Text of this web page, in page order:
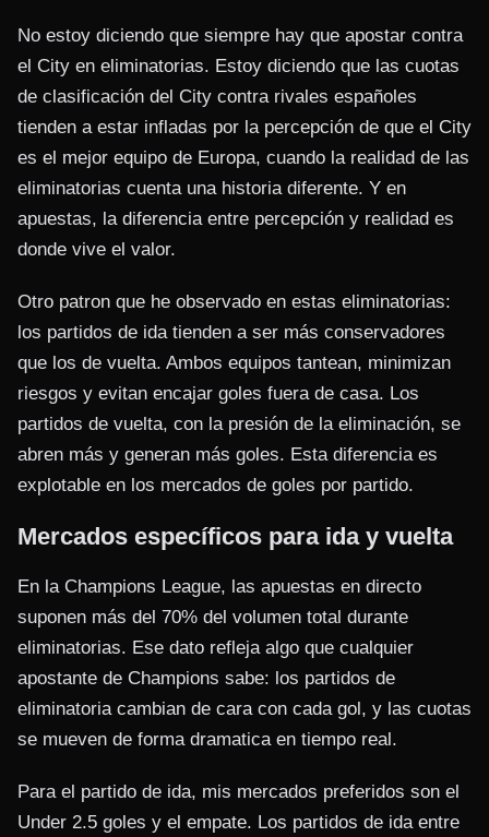
No estoy diciendo que siempre hay que apostar contra
el City en eliminatorias. Estoy diciendo que las cuotas
de clasificación del City contra rivales españoles
tienden a estar infladas por la percepción de que el City
es el mejor equipo de Europa, cuando la realidad de las
eliminatorias cuenta una historia diferente. Y en
apuestas, la diferencia entre percepción y realidad es
donde vive el valor.
Otro patron que he observado en estas eliminatorias:
los partidos de ida tienden a ser más conservadores
que los de vuelta. Ambos equipos tantean, minimizan
riesgos y evitan encajar goles fuera de casa. Los
partidos de vuelta, con la presión de la eliminación, se
abren más y generan más goles. Esta diferencia es
explotable en los mercados de goles por partido.
Mercados específicos para ida y vuelta
En la Champions League, las apuestas en directo
suponen más del 70% del volumen total durante
eliminatorias. Ese dato refleja algo que cualquier
apostante de Champions sabe: los partidos de
eliminatoria cambian de cara con cada gol, y las cuotas
se mueven de forma dramatica en tiempo real.
Para el partido de ida, mis mercados preferidos son el
Under 2.5 goles y el empate. Los partidos de ida entre